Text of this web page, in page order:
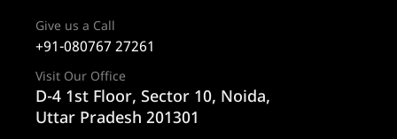
Give us a Call
+91-080767 27261
Visit Our Office
D-4 1st Floor, Sector 10, Noida,
Uttar Pradesh 201301